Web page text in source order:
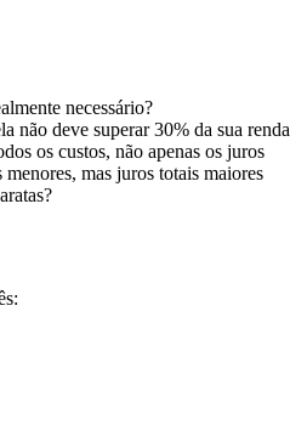
necessário?
não deve superar 30% da sua renda
os custos, não apenas os juros
mas juros totais maiores